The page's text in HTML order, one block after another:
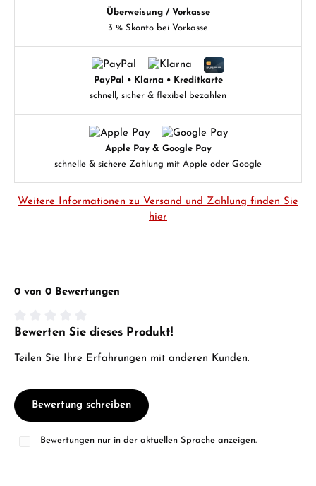
Überweisung / Vorkasse
3 % Skonto bei Vorkasse
PayPal • Klarna • Kreditkarte
schnell, sicher & flexibel bezahlen
Apple Pay & Google Pay
schnelle & sichere Zahlung mit Apple oder Google
Weitere Informationen zu Versand und Zahlung finden Sie
hier
0 von 0 Bewertungen
Durchschnittliche Bewertung von 0 von 5 Sternen
Bewerten Sie dieses Produkt!
Teilen Sie Ihre Erfahrungen mit anderen Kunden.
Bewertung schreiben
Bewertungen nur in der aktuellen Sprache anzeigen.